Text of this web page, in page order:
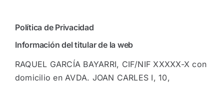
Política de Privacidad
Información del titular de la web
RAQUEL GARCÍA BAYARRI, CIF/NIF XXXXX-X con
domicilio en AVDA. JOAN CARLES I, 10,